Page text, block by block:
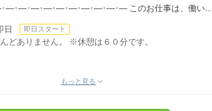
･―･―･―･―･―･―･―･―･―･― このお仕事は、働い...
即日スタート
どありません。 ※休憩は６０分です。
もっと見る